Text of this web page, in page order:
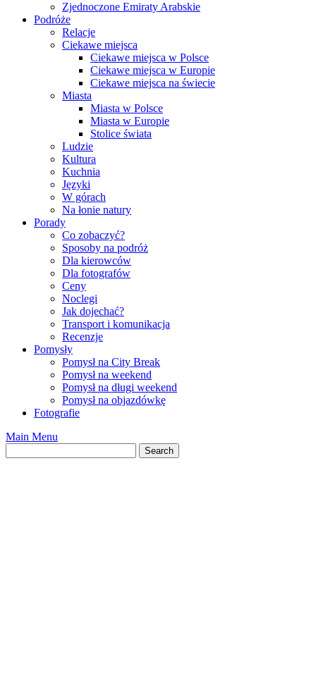
Zjednoczone Emiraty Arabskie
Podróże
Relacje
Ciekawe miejsca
Ciekawe miejsca w Polsce
Ciekawe miejsca w Europie
Ciekawe miejsca na świecie
Miasta
Miasta w Polsce
Miasta w Europie
Stolice świata
Ludzie
Kultura
Kuchnia
Języki
W górach
Na łonie natury
Porady
Co zobaczyć?
Sposoby na podróż
Dla kierowców
Dla fotografów
Ceny
Noclegi
Jak dojechać?
Transport i komunikacja
Recenzje
Pomysły
Pomysł na City Break
Pomysł na weekend
Pomysł na długi weekend
Pomysł na objazdówkę
Fotografie
Main Menu